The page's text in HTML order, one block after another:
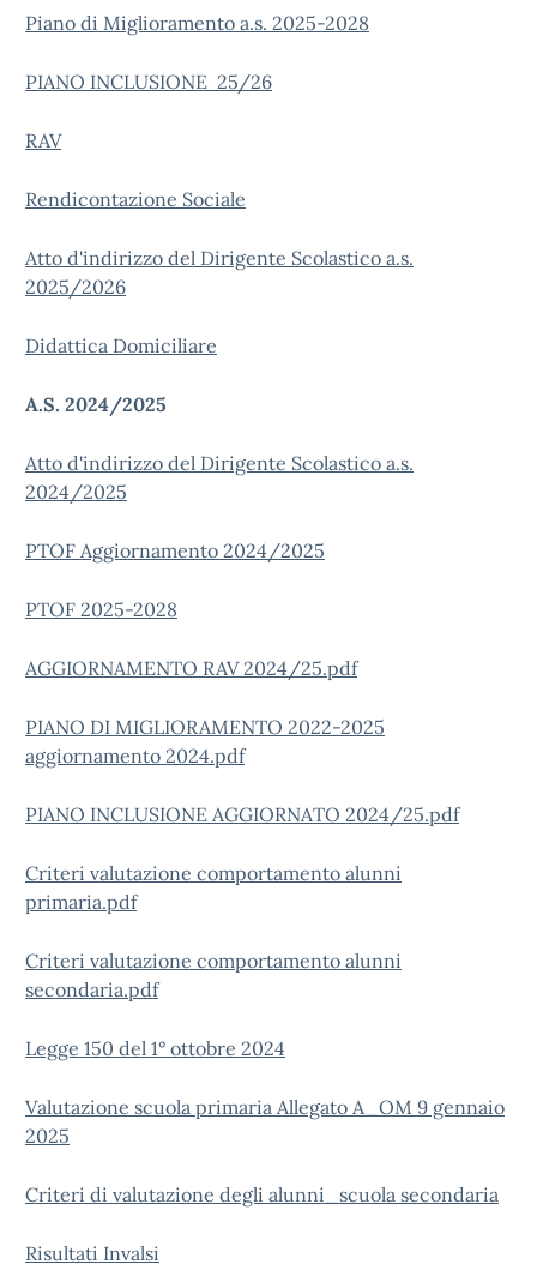
Piano di Miglioramento a.s. 2025-2028
PIANO INCLUSIONE 25/26
RAV
Rendicontazione Sociale
Atto d'indirizzo del Dirigente Scolastico a.s.
2025/2026
Didattica Domiciliare
A.S. 2024/2025
Atto d'indirizzo del Dirigente Scolastico a.s.
2024/2025
PTOF Aggiornamento 2024/2025
PTOF 2025-2028
AGGIORNAMENTO RAV 2024/25.pdf
PIANO DI MIGLIORAMENTO 2022-2025
aggiornamento 2024.pdf
PIANO INCLUSIONE AGGIORNATO 2024/25.pdf
Criteri valutazione comportamento alunni
primaria.pdf
Criteri valutazione comportamento alunni
secondaria.pdf
Legge 150 del 1° ottobre 2024
Valutazione scuola primaria Allegato A_OM 9 gennaio
2025
Criteri di valutazione degli alunni_scuola secondaria
Risultati Invalsi